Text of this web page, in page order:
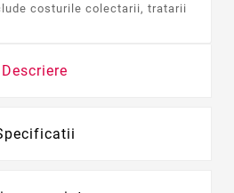
costurile colectarii, tratarii
Descriere